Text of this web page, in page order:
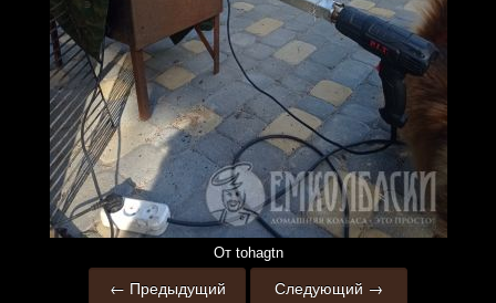
От tohagtn
← Предыдущий Следующий →